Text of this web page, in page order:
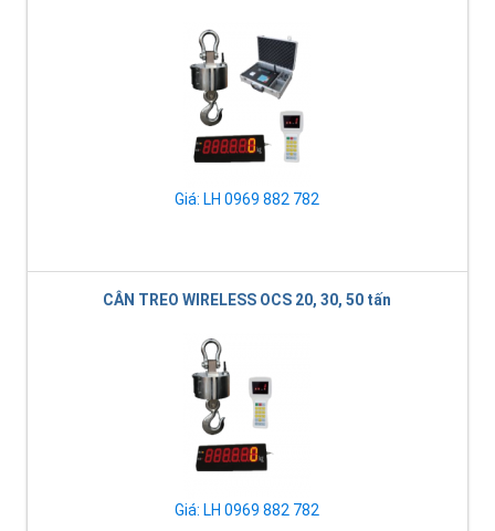
Giá: LH 0969 882 782
CÂN TREO WIRELESS OCS 20, 30, 50 tấn
Giá: LH 0969 882 782